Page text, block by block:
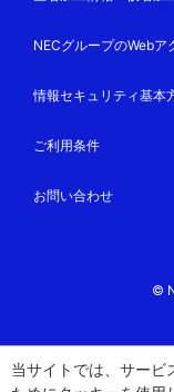
当サイトでは、サービ
NECグループのWebア
情報セキュリティ基本
ご利用条件
お問い合わせ
©